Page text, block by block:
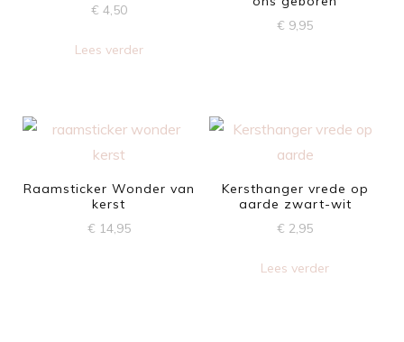
€ 4,50
Lees verder
€ 9,95
Raamsticker Wonder van
kerst
€ 14,95
Kersthanger vrede op
aarde zwart-wit
€ 2,95
Lees verder